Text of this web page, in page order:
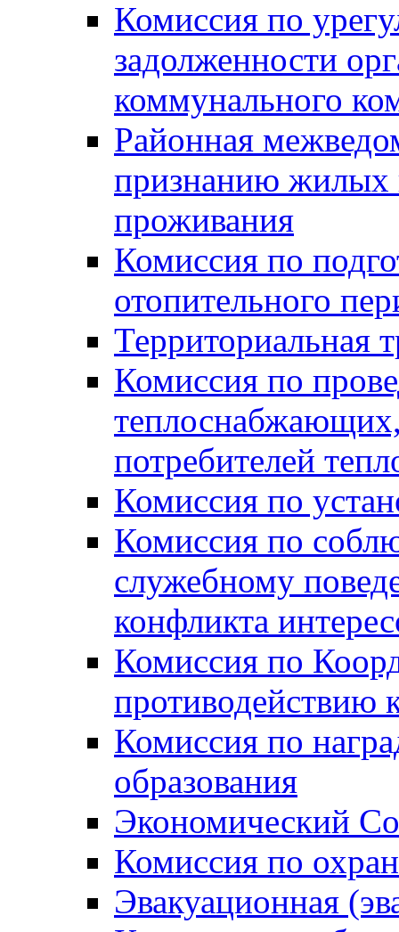
Комиссия по
задолженности
коммунального
Районная
признанию жилых
проживания
Комиссия по
отопительного
Территориальная
Комиссия по
потребителей
Комиссия по
Комиссия по
служебному
конфликта
Комиссия по
противодействию
Комиссия по
образования
Экономический
Комиссия по
Эвакуационная